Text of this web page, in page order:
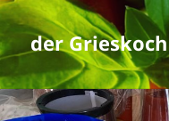
der Grieskoch